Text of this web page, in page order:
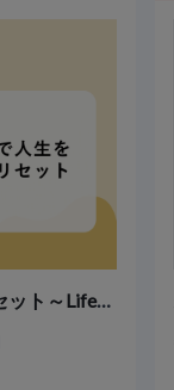
自らの力で人生を根源からリセット～Lifeコース～